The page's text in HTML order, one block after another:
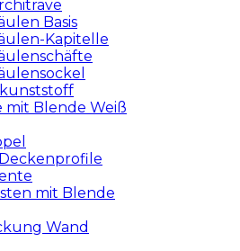
Basis
Kapitelle
mit Blende Weiß
mit Blende
Wand